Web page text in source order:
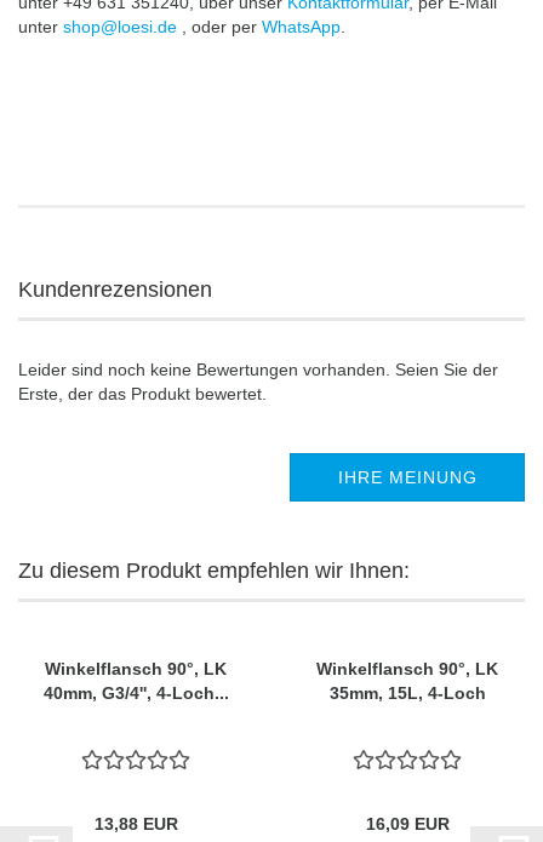
unter shop@loesi.de , oder per WhatsApp.
Kundenrezensionen
Leider sind noch keine Bewertungen vorhanden. Seien Sie der
Erste, der das Produkt bewertet.
IHRE MEINUNG
Zu diesem Produkt empfehlen wir Ihnen:
Winkelflansch 90°, LK
40mm, G3/4'', 4-Loch...
13,88 EUR
Winkelflansch 90°, LK
35mm, 15L, 4-Loch
16,09 EUR